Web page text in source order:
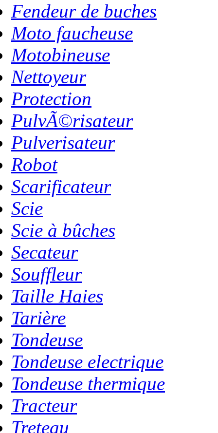
Fendeur de buches
Moto faucheuse
Motobineuse
Nettoyeur
Protection
PulvÃ©risateur
Pulverisateur
Robot
Scarificateur
Scie
Scie à bûches
Secateur
Souffleur
Taille Haies
Tarière
Tondeuse
Tondeuse electrique
Tondeuse thermique
Tracteur
Treteau